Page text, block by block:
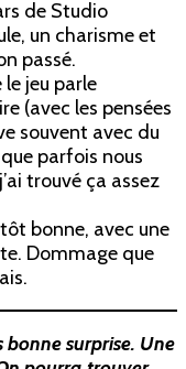
de Studio
un charisme et
passé.
le jeu parle
(avec les pensées
souvent avec du
parfois nous
trouvé ça assez
bonne, avec une
Dommage que
bonne surprise. Une